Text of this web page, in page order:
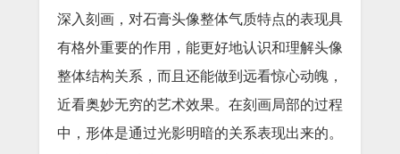
深入刻画，对石膏头像整体气质特点的表现具
有格外重要的作用，能更好地认识和理解头像
整体结构关系，而且还能做到远看惊心动魄，
近看奥妙无穷的艺术效果。在刻画局部的过程
中，形体是通过光影明暗的关系表现出来的。